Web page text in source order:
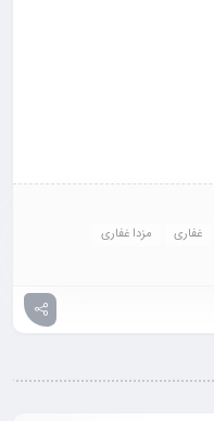
غفاری
مزدا غفاری